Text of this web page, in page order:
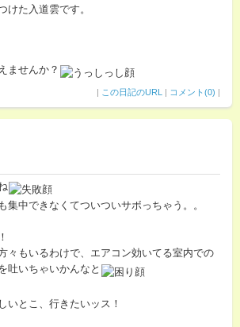
けた入道雲です。
ませんか？
| この日記のURL | コメント(0) |
集中できなくてついついサボっちゃう。。
々もいるわけで、エアコン効いてる室内での
吐いちゃいかんなと
いとこ、行きたいッス！